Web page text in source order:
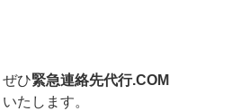
ひ緊急連絡先代行.COM
たします。